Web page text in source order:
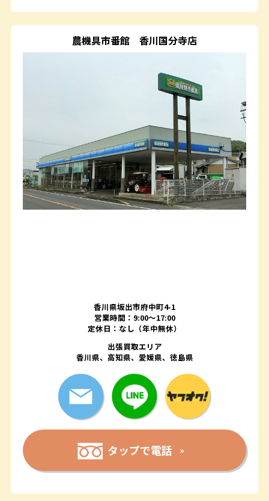
農機具市番館 香川国分寺店
香川県坂出市府中町4-1
営業時間：9:00～17:00
定休日：なし（年中無休）
出張買取エリア
香川県、高知県、愛媛県、徳島県
タップで電話